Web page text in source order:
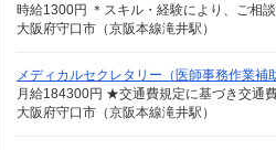
時給1300円 ＊スキル・経験により、ご相
大阪府守口市（京阪本線滝井駅）
メディカルセクレタリー（医師事務作業補
月給184300円 ★交通費規定に基づき交通
大阪府守口市（京阪本線滝井駅）